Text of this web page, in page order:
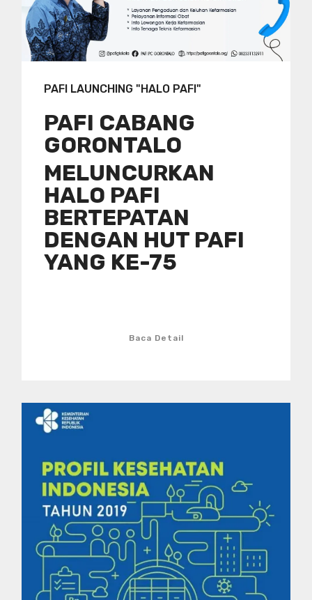
PAFI LAUNCHING "HALO PAFI"
PAFI CABANG
GORONTALO
MELUNCURKAN
HALO PAFI
BERTEPATAN
DENGAN HUT PAFI
YANG KE-75
Baca Detail